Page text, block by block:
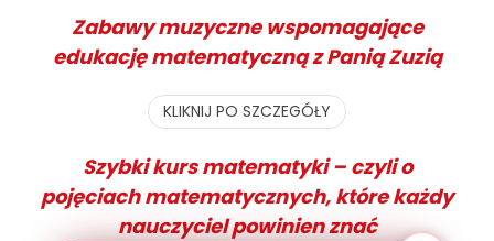
Zabawy muzyczne wspomagające
edukację matematyczną z Panią Zuzią
KLIKNIJ PO SZCZEGÓŁY
Szybki kurs matematyki – czyli o
pojęciach matematycznych, które każdy
nauczyciel powinien znać